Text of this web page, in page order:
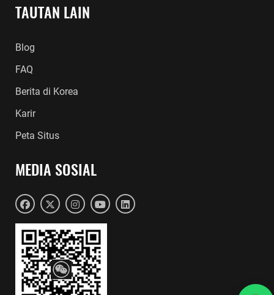
TAUTAN LAIN
Blog
FAQ
Berita di Korea
Karir
Peta Situs
MEDIA SOSIAL